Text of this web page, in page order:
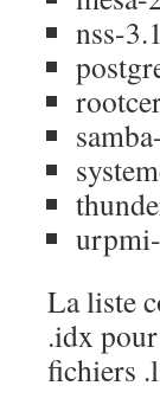
nss-
La liste
.idx
fichiers